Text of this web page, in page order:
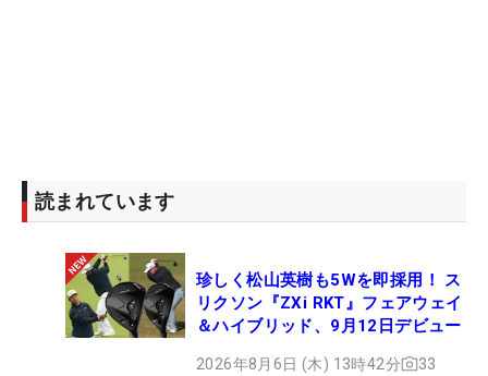
読まれています
珍しく松山英樹も5Wを即採用！ ス
リクソン『ZXi RKT』フェアウェイ
＆ハイブリッド、9月12日デビュー
2026年8月6日 (木) 13時42分 33